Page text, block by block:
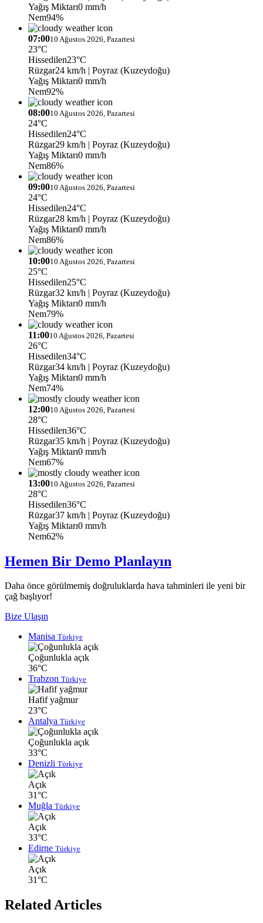
Yağış Miktarı0 mm/h
Nem94%
07:0010 Ağustos 2026, Pazartesi
23°C
Hissedilen23°C
Rüzgar24 km/h | Poyraz (Kuzeydoğu)
Yağış Miktarı0 mm/h
Nem92%
08:0010 Ağustos 2026, Pazartesi
24°C
Hissedilen24°C
Rüzgar29 km/h | Poyraz (Kuzeydoğu)
Yağış Miktarı0 mm/h
Nem86%
09:0010 Ağustos 2026, Pazartesi
24°C
Hissedilen24°C
Rüzgar28 km/h | Poyraz (Kuzeydoğu)
Yağış Miktarı0 mm/h
Nem86%
10:0010 Ağustos 2026, Pazartesi
25°C
Hissedilen25°C
Rüzgar32 km/h | Poyraz (Kuzeydoğu)
Yağış Miktarı0 mm/h
Nem79%
11:0010 Ağustos 2026, Pazartesi
26°C
Hissedilen34°C
Rüzgar34 km/h | Poyraz (Kuzeydoğu)
Yağış Miktarı0 mm/h
Nem74%
12:0010 Ağustos 2026, Pazartesi
28°C
Hissedilen36°C
Rüzgar35 km/h | Poyraz (Kuzeydoğu)
Yağış Miktarı0 mm/h
Nem67%
13:0010 Ağustos 2026, Pazartesi
28°C
Hissedilen36°C
Rüzgar37 km/h | Poyraz (Kuzeydoğu)
Yağış Miktarı0 mm/h
Nem62%
Hemen Bir Demo Planlayın
Daha önce görülmemiş doğruluklarda hava tahminleri ile yeni bir
çağ başlıyor!
Bize Ulaşın
Manisa Türkiye
Çoğunlukla açık
36°C
Trabzon Türkiye
Hafif yağmur
23°C
Antalya Türkiye
Çoğunlukla açık
33°C
Denizli Türkiye
Açık
31°C
Muğla Türkiye
Açık
33°C
Edirne Türkiye
Açık
31°C
Related Articles